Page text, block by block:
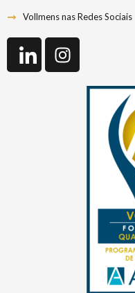
Vollmens nas Redes Sociais